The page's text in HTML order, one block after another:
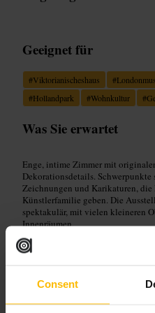
Consent
Geeignet für
#Viktorianischeshaus #
#Hollandpark #Wohnkultur #
Was Sie erwartet
Enge, intime Zimmer mit
Dekorationsdetails.
Zeichnungen und Karikaturen,
Künstlerfamilie geben. Die
spektakulär, mit vielen kleineren
Innenräumen.
Planen Sie Ihren Besuch
Verfügbarkeit von Führungen,